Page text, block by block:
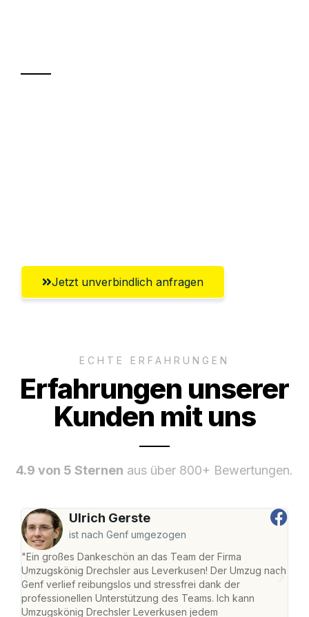
Jetzt unverbindlich anfragen
ECHTE ERFAHRUNGEN
Erfahrungen unserer
Kunden mit uns
4.9 von 5 Sternen aus über 800+ Bewertungen.
Ulrich Gerste
ist nach Genf umgezogen
"Ein großes Dankeschön an das Team der Firma
Umzugskönig Drechsler aus Leverkusen! Der Umzug nach
Genf verlief reibungslos und stressfrei dank der
professionellen Unterstützung des Teams. Ich kann
Umzugskönig Drechsler Leverkusen jedem